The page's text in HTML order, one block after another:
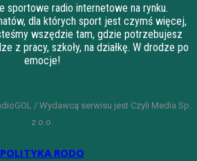
sportowe radio internetowe na rynku.
dla których sport jest czymś więcej,
wszędzie tam, gdzie potrzebujesz
z pracy, szkoły, na działkę. W drodze po
emocje!
/ Wydawcą serwisu jest Czyli Media Sp.
z o.o.
POLITYKA RODO